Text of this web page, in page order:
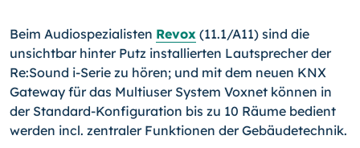
Beim Audiospezialisten Revox (11.1/A11) sind die
unsichtbar hinter Putz installierten Lautsprecher der
Re:Sound i-Serie zu hören; und mit dem neuen KNX
Gateway für das Multiuser System Voxnet können in
der Standard-Konfiguration bis zu 10 Räume bedient
werden incl. zentraler Funktionen der Gebäudetechnik.